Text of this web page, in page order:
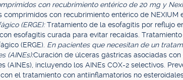
con recubrimiento entérico de 20 mg y
comprimidos con recubrimiento entérico de NEXIUM
(ERGE):Tratamiento de la esofagitis por reflujo
esofagitis curada para evitar recaídas.
(ERGE). En pacientes que necesitan de un
(AINEs):Curación de úlceras gástricas asociadas
(AINEs), incluyendo los AINEs COX-2 selectivos.
el tratamiento con antiinflamatorios no